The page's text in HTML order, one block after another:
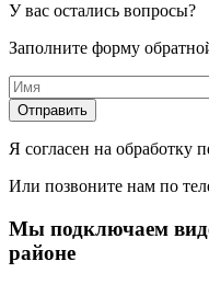
У вас остались вопросы?
Заполните форму
Отправить
Я согласен на обработку
Или позвоните нам по
Мы подключаем
районе